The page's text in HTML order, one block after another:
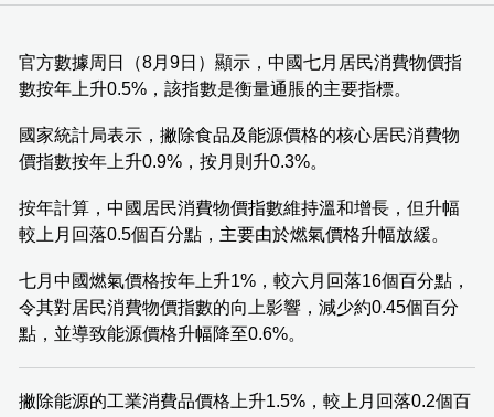
官方數據周日（8月9日）顯示，中國七月居民消費物價指
數按年上升0.5%，該指數是衡量通脹的主要指標。
國家統計局表示，撇除食品及能源價格的核心居民消費物
價指數按年上升0.9%，按月則升0.3%。
按年計算，中國居民消費物價指數維持溫和增長，但升幅
較上月回落0.5個百分點，主要由於燃氣價格升幅放緩。
七月中國燃氣價格按年上升1%，較六月回落16個百分點，
令其對居民消費物價指數的向上影響，減少約0.45個百分
點，並導致能源價格升幅降至0.6%。
撇除能源的工業消費品價格上升1.5%，較上月回落0.2個百